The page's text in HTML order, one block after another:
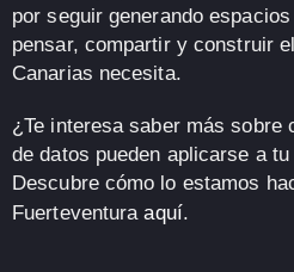
por seguir generando
pensar, compartir y construir
Canarias necesita.
¿Te interesa saber más sobre
de datos pueden aplicarse a
Descubre cómo lo estamos
Fuerteventuraaquí.